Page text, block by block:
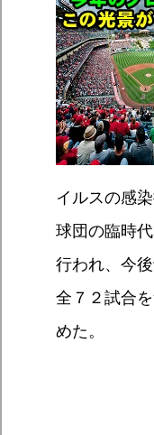
イルスの感
球団の臨時
行われ、今
全７２試合
めた。